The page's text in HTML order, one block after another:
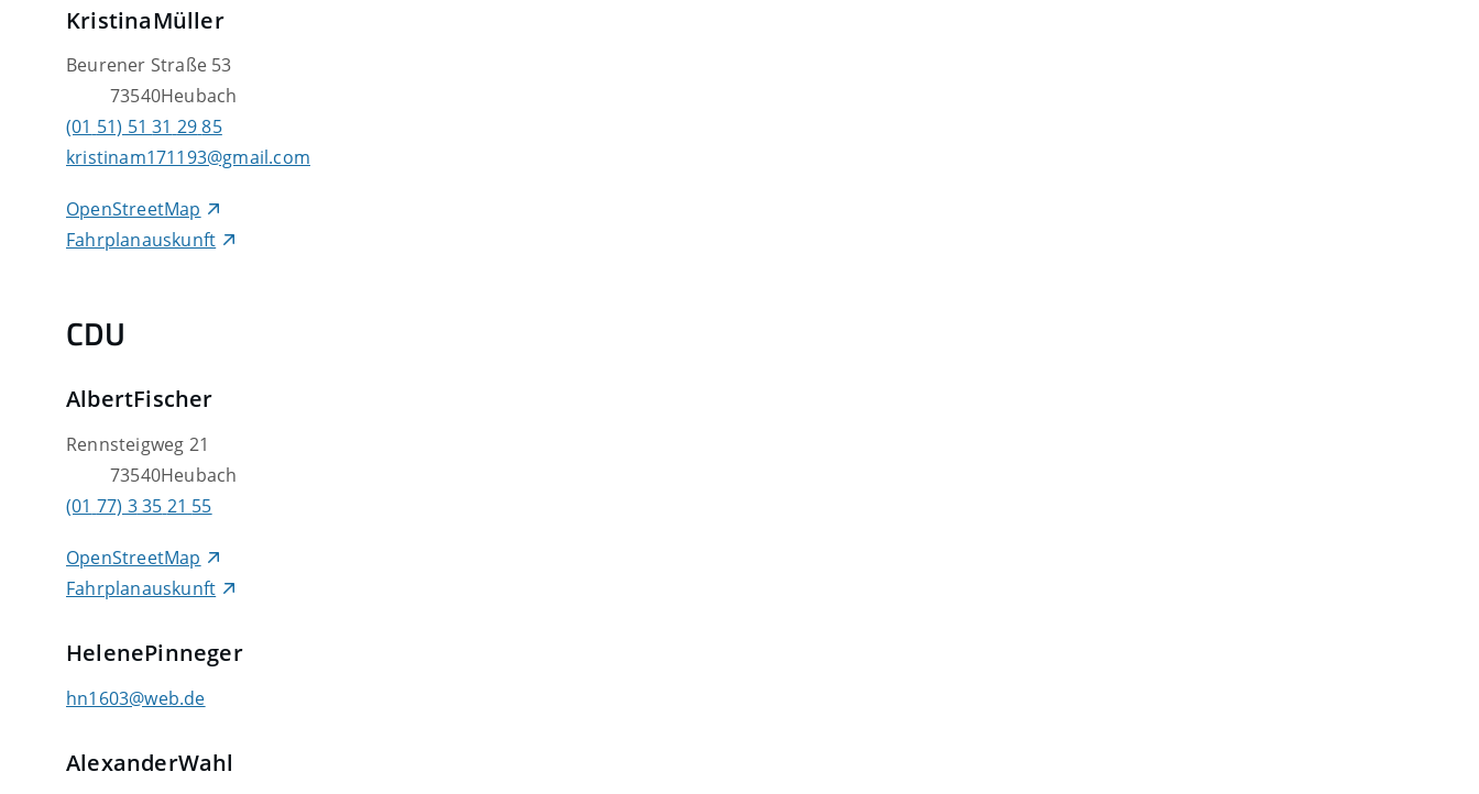
KristinaMüller
Beurener Straße 53
73540Heubach
OpenStreetMap
Fahrplanauskunft
kristinam171193@gmail.com
(01 51) 51 31 29 85
CDU
AlbertFischer
Rennsteigweg 21
73540Heubach
OpenStreetMap
Fahrplanauskunft
(01 77) 335 21 55
HelenePinneger
hn1603@web.de
AlexanderWahl